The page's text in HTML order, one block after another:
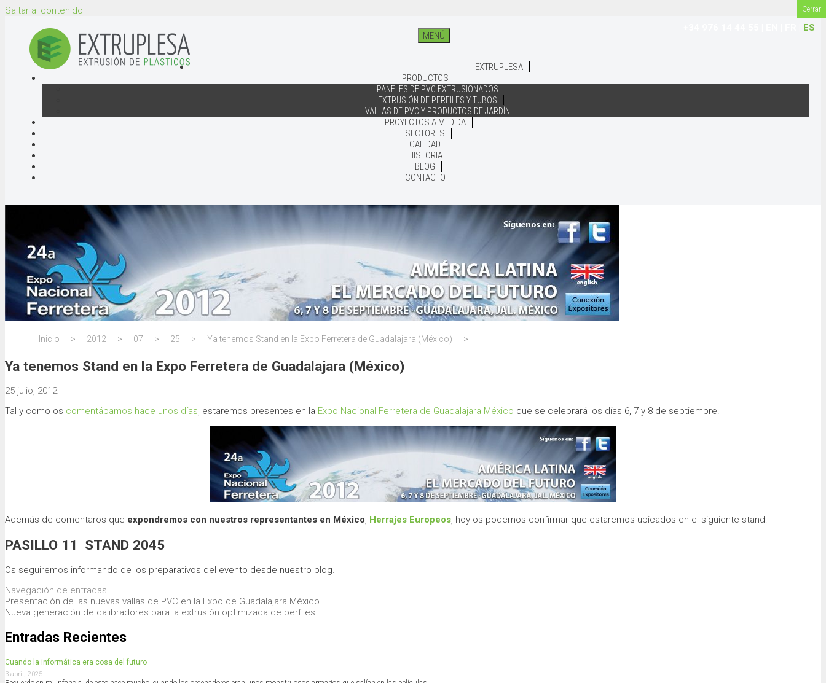
Saltar al contenido
ES
MENÚ
EXTRUPLESA
PRODUCTOS
PANELES DE PVC EXTRUSIONADOS
EXTRUSIÓN DE PERFILES Y TUBOS
VALLAS DE PVC Y PRODUCTOS DE JARDÍN
PROYECTOS A MEDIDA
SECTORES
CALIDAD
HISTORIA
BLOG
CONTACTO
Inicio > 2012 > 07 > 25 > Ya tenemos Stand en la Expo Ferretera de Guadalajara (México) >
Ya tenemos Stand en la Expo Ferretera de Guadalajara (México)
25 julio, 2012
Tal y como os comentábamos hace unos días, estaremos presentes en la Expo Nacional Ferretera de Guadalajara México que se celebrará los días 6, 7 y 8 de septiembre.
Además de comentaros que expondremos con nuestros representantes en México, Herrajes Europeos, hoy os podemos confirmar que estaremos ubicados en el siguiente stand:
PASILLO 11 STAND 2045
Os seguiremos informando de los preparativos del evento desde nuestro blog.
Navegación de entradas
Presentación de las nuevas vallas de PVC en la Expo de Guadalajara México
Nueva generación de calibradores para la extrusión optimizada de perfiles
Entradas Recientes
Cuando la informática era cosa del futuro
3 abril, 2025
Cerrar